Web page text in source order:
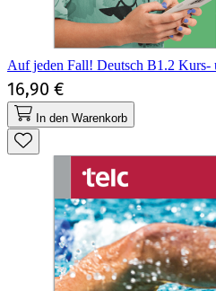
Auf jeden Fall! Deutsch B1.2 Kurs-
16,90 €
In den Warenkorb